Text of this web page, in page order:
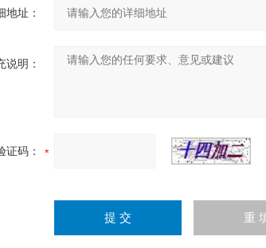
地址：
说明：
证码：